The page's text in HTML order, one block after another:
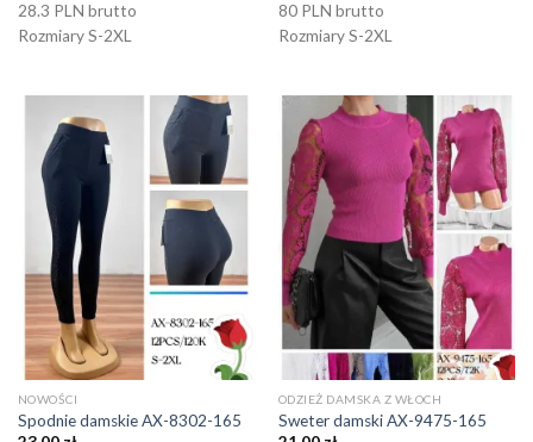
28.3 PLN brutto
Rozmiary S-2XL
80 PLN brutto
Rozmiary S-2XL
NOWOŚCI
Spodnie damskie AX-8302-165
ODZIEŻ DAMSKA Z WŁOCH
Sweter damski AX-9475-165